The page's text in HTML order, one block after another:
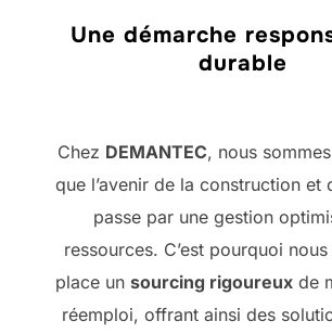
Une démarche
durable
Chez DEMANTEC, nous
que l’avenir de la construction et
passe par une gestion
ressources. C’est pourquoi
place un sourcing rigoureux de
réemploi, offrant ainsi des